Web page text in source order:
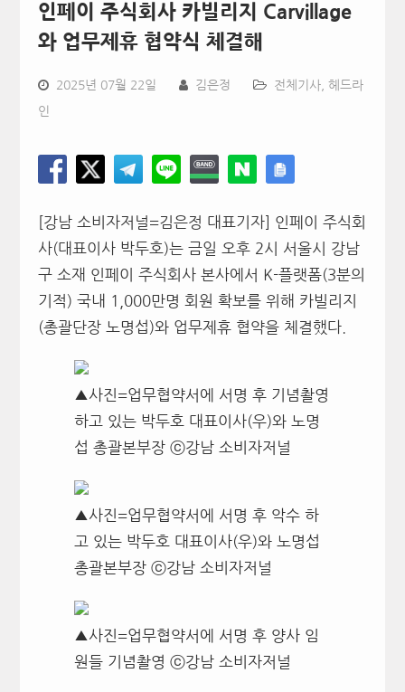
인페이 주식회사 카빌리지 Carvillage
와 업무제휴 협약식 체결해
2025년 07월 22일 김은정 전체기사, 헤드라
인
[강남 소비자저널=김은정 대표기자] 인페이 주식회
사(대표이사 박두호)는 금일 오후 2시 서울시 강남
구 소재 인페이 주식회사 본사에서 K-플랫폼(3분의
기적) 국내 1,000만명 회원 확보를 위해 카빌리지
(총괄단장 노명섭)와 업무제휴 협약을 체결했다.
▲사진=업무협약서에 서명 후 기념촬영
하고 있는 박두호 대표이사(우)와 노명
섭 총괄본부장 ⓒ강남 소비자저널
▲사진=업무협약서에 서명 후 악수 하
고 있는 박두호 대표이사(우)와 노명섭
총괄본부장 ⓒ강남 소비자저널
▲사진=업무협약서에 서명 후 양사 임
원들 기념촬영 ⓒ강남 소비자저널